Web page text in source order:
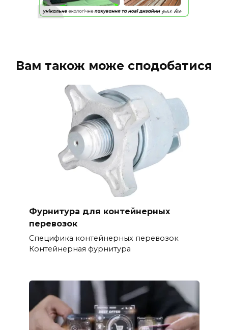
Вам також може сподобатися
Фурнитура для контейнерных
перевозок
Специфика контейнерных перевозок
Контейнерная фурнитура